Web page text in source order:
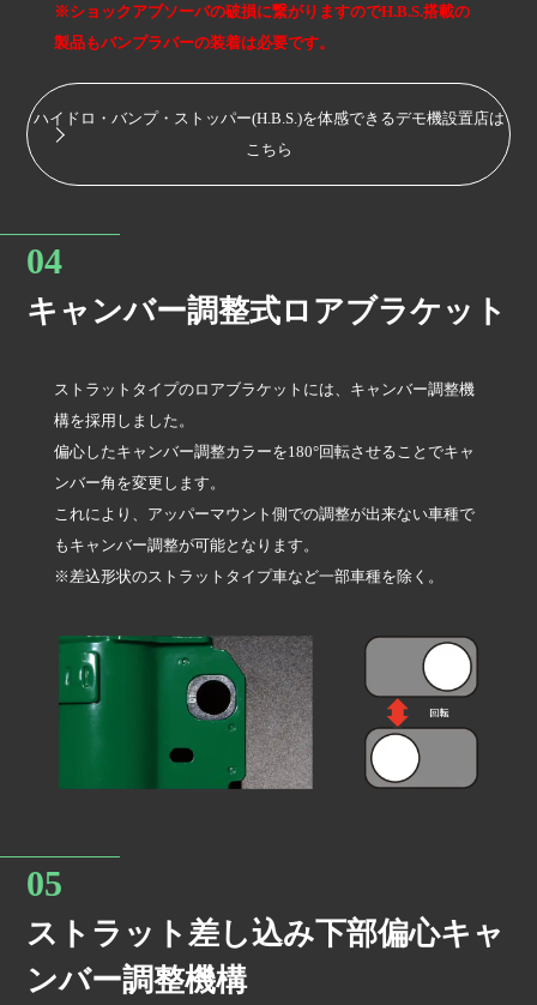
※ショックアブソーバの破損に繋がりますのでH.B.S.搭載の
製品もバンプラバーの装着は必要です。
ハイドロ・バンプ・ストッパー(H.B.S.)を体感できるデモ機設置店は
こちら
キャンバー調整式ロアブラケット
ストラットタイプのロアブラケットには、キャンバー調整機
構を採用しました。
偏心したキャンバー調整カラーを180°回転させることでキャ
ンバー角を変更します。
これにより、アッパーマウント側での調整が出来ない車種で
もキャンバー調整が可能となります。
※差込形状のストラットタイプ車など一部車種を除く。
ストラット差し込み下部偏心キャ
ンバー調整機構